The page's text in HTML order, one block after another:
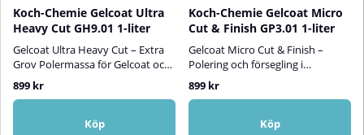
Koch-Chemie Gelcoat Ultra
Heavy Cut GH9.01 1-liter
Gelcoat Ultra Heavy Cut – Extra
Grov Polermassa för Gelcoat och
BåtfärgerGelcoat Ultra Heavy Cut
är en högpresterande och
extremt slipande maskinpolish,
speciellt framtagen för att
899 kr
Köp
Koch-Chemie Gelcoat Micro
Cut & Finish GP3.01 1-liter
Gelcoat Micro Cut & Finish –
Polering och försegling i
ett!Gelcoat Micro Cut & Finish är
ett avancerat polermedel särskilt
utvecklat för att ge din båt en
spegelblank yta med långvarigt
899 kr
Köp